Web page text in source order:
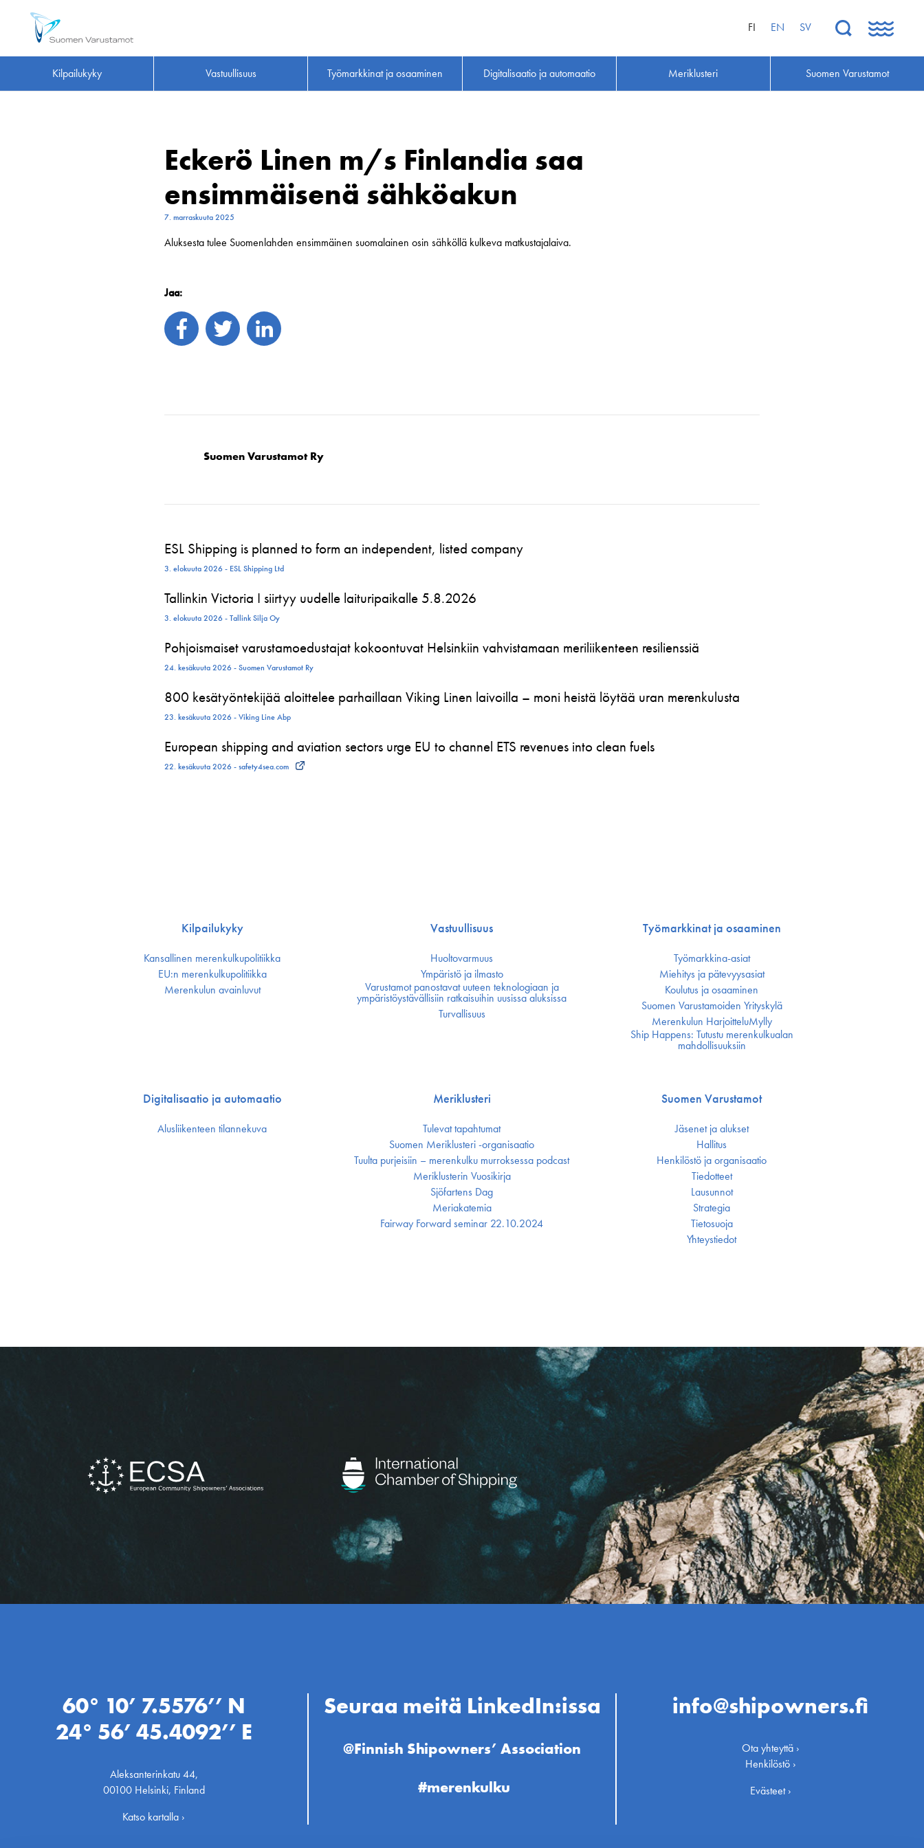
FI EN SV
Kilpailukyky Vastuullisuus Työmarkkinat ja osaaminen Digitalisaatio ja automaatio Meriklusteri Suomen Varustamot
Eckerö Linen m/s Finlandia saa
ensimmäisenä sähköakun
7. marraskuuta 2025
Aluksesta tulee Suomenlahden ensimmäinen suomalainen osin sähköllä kulkeva matkustajalaiva.
Jaa:
Suomen Varustamot Ry
ESL Shipping is planned to form an independent, listed company
3. elokuuta 2026 - ESL Shipping Ltd
Tallinkin Victoria I siirtyy uudelle laituripaikalle 5.8.2026
3. elokuuta 2026 - Tallink Silja Oy
Pohjoismaiset varustamoedustajat kokoontuvat Helsinkiin vahvistamaan meriliikenteen resilienssiä
24. kesäkuuta 2026 - Suomen Varustamot Ry
800 kesätyöntekijää aloittelee parhaillaan Viking Linen laivoilla – moni heistä löytää uran merenkulusta
23. kesäkuuta 2026 - Viking Line Abp
European shipping and aviation sectors urge EU to channel ETS revenues into clean fuels
22. kesäkuuta 2026 - safety4sea.com
Kilpailukyky
Kansallinen merenkulku­politiikka
EU:n merenkulku­politiikka
Merenkulun avainluvut
Vastuullisuus
Huoltovarmuus
Ympäristö ja ilmasto
Varustamot panostavat uuteen teknologiaan ja
ympäristöystävällisiin ratkaisuihin uusissa aluksissa
Turvallisuus
Työmarkkinat ja osaaminen
Työmarkkina-asiat
Miehitys ja pätevyys­asiat
Koulutus ja osaaminen
Suomen Varustamoiden Yrityskylä
Merenkulun HarjoitteluMylly
Ship Happens: Tutustu merenkulkualan
mahdollisuuksiin
Digitalisaatio ja automaatio
Alusliikenteen tilannekuva
Meriklusteri
Tulevat tapahtumat
Suomen Meriklusteri -organisaatio
Tuulta purjeisiin – merenkulku murroksessa podcast
Meriklusterin Vuosikirja
Sjöfartens Dag
Meriakatemia
Fairway Forward seminar 22.10.2024
Suomen Varustamot
Jäsenet ja alukset
Hallitus
Henkilöstö ja organisaatio
Tiedotteet
Lausunnot
Strategia
Tietosuoja
Yhteystiedot
60° 10’ 7.5576’’ N
24° 56’ 45.4092’’ E
Aleksanterinkatu 44,
00100 Helsinki, Finland
Katso kartalla ›
Seuraa meitä LinkedIn:issa
@Finnish Shipowners’ Association
#merenkulku
info@shipowners.fi
Ota yhteyttä ›
Henkilöstö ›
Evästeet ›